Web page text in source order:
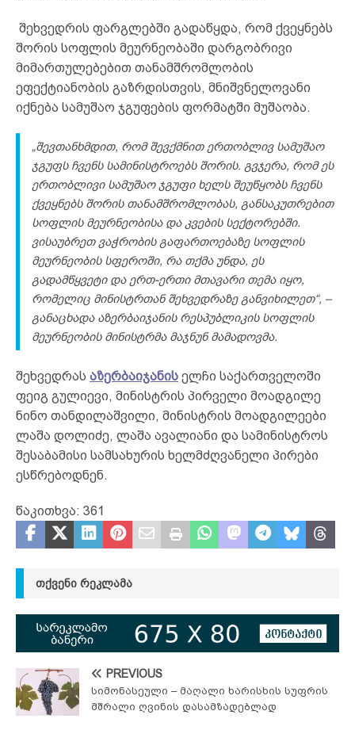
შეხვედრის ფარგლებში გადაწყდა, რომ ქვეყნებს
შორის სოფლის მეურნეობაში დარგობრივი
მიმართულებებით თანამშრომლობის
ეფექტიანობის გაზრდისთვის, მნიშვნელოვანი
იქნება სამუშაო ჯგუფების ფორმატში მუშაობა.
„შევთანხმდით, რომ შევქმნით ერთობლივ სამუშაო
ჯგუფს ჩვენს სამინისტროებს შორის. გვჯერა, რომ ეს
ერთობლივი სამუშაო ჯგუფი ხელს შეუწყობს ჩვენს
ქვეყნებს შორის თანამშრომლობას, განსაკუთრებით
სოფლის მეურნეობისა და კვების სექტორებში.
ვისაუბრეთ ვაჭრობის გაფართოებაზე სოფლის
მეურნეობის სფეროში, რა თქმა უნდა, ეს
გადამწყვეტი და ერთ-ერთი მთავარი თემა იყო,
რომელიც მინისტრთან შეხვედრაზე განვიხილეთ“, –
განაცხადა აზერბაიჯანის რესპუბლიკის სოფლის
მეურნეობის მინისტრმა მაჯნუნ მამადოვმა.
შეხვედრას აზერბაიჯანის ელჩი საქართველოში
ფეიგ გულიევი, მინისტრის პირველი მოადგილე
ნინო თანდილაშვილი, მინისტრის მოადგილეები
ლაშა დოლიძე, ლაშა ავალიანი და სამინისტროს
შესაბამისი სამსახურის ხელმძღვანელი პირები
ესწრებოდნენ.
წაკითხვა: 361
ᲗᲥᲕᲔᲜᲘ ᲠᲔᲙᲚᲐᲛᲐ
PREVIOUS
სიმონასეული – მაღალი ხარისხის სუფრის
მშრალი ღვინის დასამზადებლად